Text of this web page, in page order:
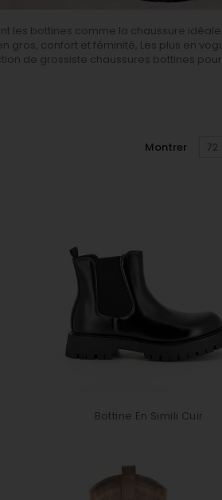
les bottines comme la chaussure idéale
gros, confort et féminité, Les plus en
de grossiste chaussures bottines pour
Montrer 72
Bottine En Simili Cuir